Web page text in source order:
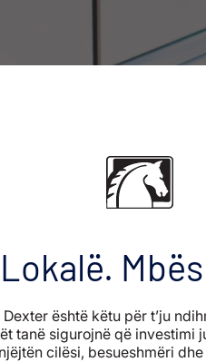
është këtu për t’ju
tanë sigurojnë që
cilësi, besueshmëri